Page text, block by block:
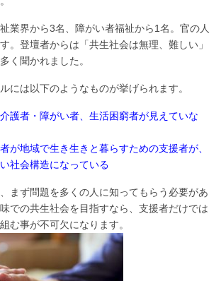
業界から3名、障がい者福祉から1名。官の人
。登壇者からは「共生社会は無理、難しい」
く聞かれました。
には以下のようなものが挙げられます。
護者・障がい者、生活困窮者が見えていな
が地域で生き生きと暮らすための支援者が、
社会構造になっている
まず問題を多くの人に知ってもらう必要があ
での共生社会を目指すなら、支援者だけでは
む事が不可欠になります。